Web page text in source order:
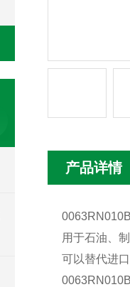
产品详情
用于石油、
可以替代进